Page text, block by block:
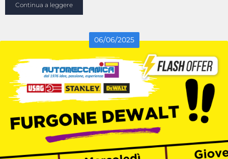
Continua a leggere
06/06/2025